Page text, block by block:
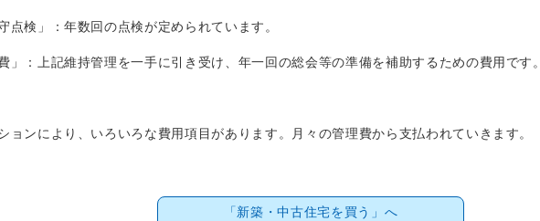
点検」：年数回の点検が定められています。
」：上記維持管理を一手に引き受け、年一回の総会等の準備を補助するための費用です。
ョンにより、いろいろな費用項目があります。月々の管理費から支払われていきます。
「新築・中古住宅を買う」へ